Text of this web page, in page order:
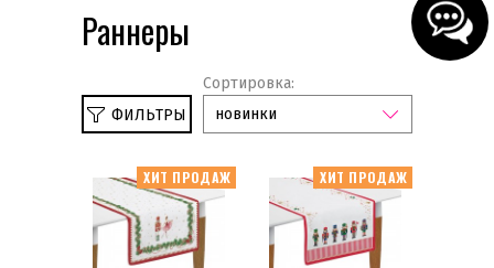
Раннеры
Сортировка:
новинки
ФИЛЬТРЫ
Салфетки
Скатерти
Коврики прямоугольные
ХИТ ПРОДАЖ ХИТ ПРОДАЖ